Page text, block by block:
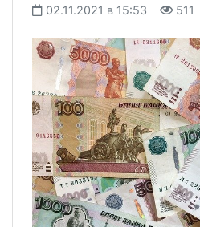
02.11.2021 в 15:53 511